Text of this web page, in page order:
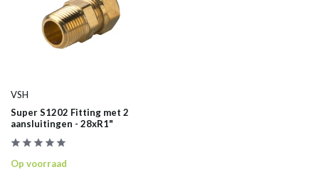
VSH
Super S1202 Fitting met 2
aansluitingen - 28xR1"
Op voorraad